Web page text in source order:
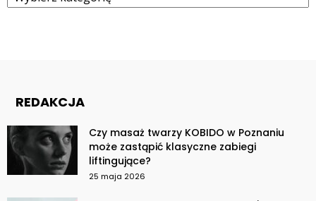
REDAKCJA
Czy masaż twarzy KOBIDO w Poznaniu
może zastąpić klasyczne zabiegi
liftingujące?
25 maja 2026